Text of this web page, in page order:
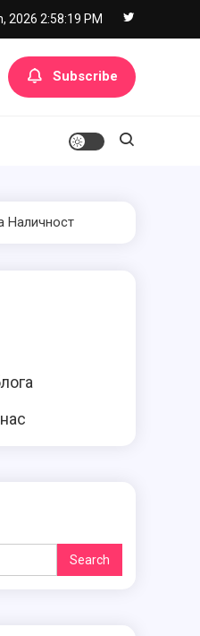
2026 2:58:20 PM
Subscribe
Наличност
Search
for: